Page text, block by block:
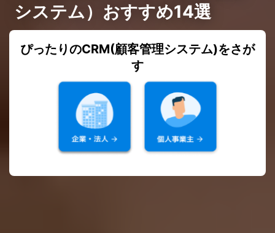
システム）おすすめ14選
ぴったりのCRM(顧客管理システム)をさが
す